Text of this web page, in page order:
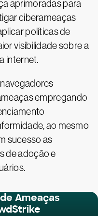
aprimoradas para
ciberameaças
políticas de
visibilidade sobre a
internet.
empregando
ao mesmo
sucesso as
de adoção e
Ameaças